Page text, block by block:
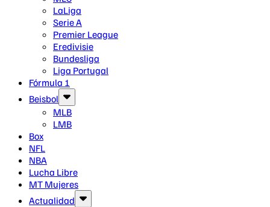
LaLiga
Serie A
Premier League
Eredivisie
Bundesliga
Liga Portugal
Fórmula 1
Beisbol
MLB
LMB
Box
NFL
NBA
Lucha Libre
MT Mujeres
Actualidad